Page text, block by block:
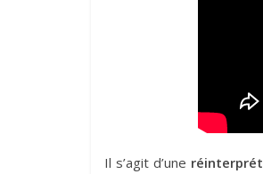
Il s’agit d’une